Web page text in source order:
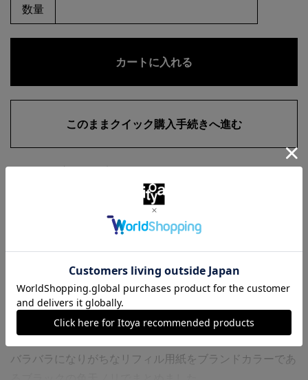
数量
お気に入りに追加
返品・交換について
商品の特徴
“ＰＬＯＴＴＥＲ”オリジナルのリフィル専用用紙を使用し
た「リフィルメモパッド」です。
バラバラになりがちなリフィル用紙をブランドカラーであ